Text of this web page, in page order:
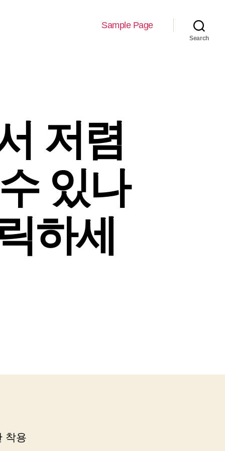
Sample Page
Search
저렴
있나
하세
착용